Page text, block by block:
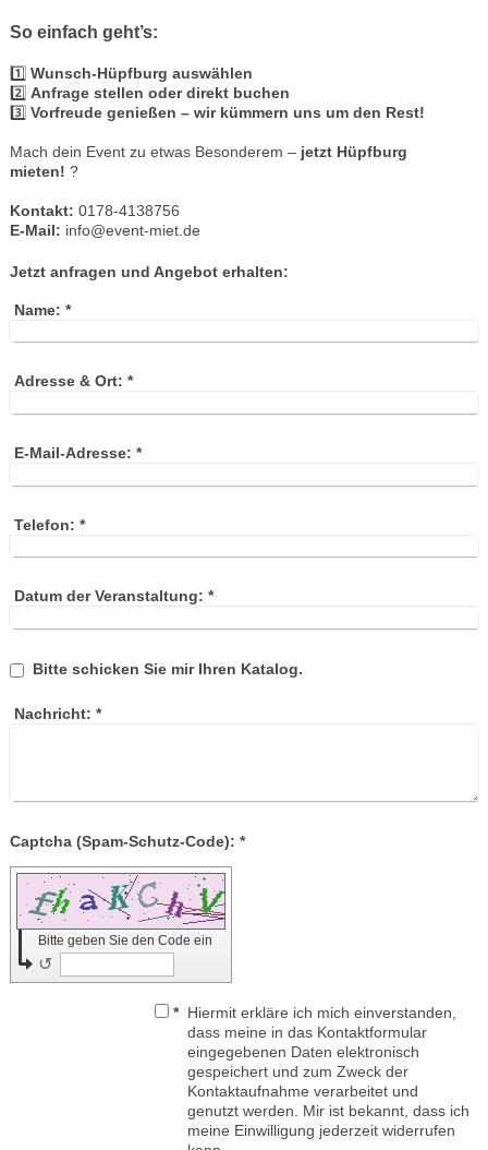
So einfach geht’s:
1️⃣ Wunsch-Hüpfburg auswählen
2️⃣ Anfrage stellen oder direkt buchen
3️⃣ Vorfreude genießen – wir kümmern uns um den Rest!
Mach dein Event zu etwas Besonderem – jetzt Hüpfburg
mieten! ?
Kontakt: 0178-4138756
E-Mail: info@event-miet.de
Jetzt anfragen und Angebot erhalten:
Name: *
Adresse & Ort: *
E-Mail-Adresse: *
Telefon: *
Datum der Veranstaltung: *
Bitte schicken Sie mir Ihren Katalog.
Nachricht: *
Captcha (Spam-Schutz-Code): *
Bitte geben Sie den Code ein
↺
* Hiermit erkläre ich mich einverstanden,
dass meine in das Kontaktformular
eingegebenen Daten elektronisch
gespeichert und zum Zweck der
Kontaktaufnahme verarbeitet und
genutzt werden. Mir ist bekannt, dass ich
meine Einwilligung jederzeit widerrufen